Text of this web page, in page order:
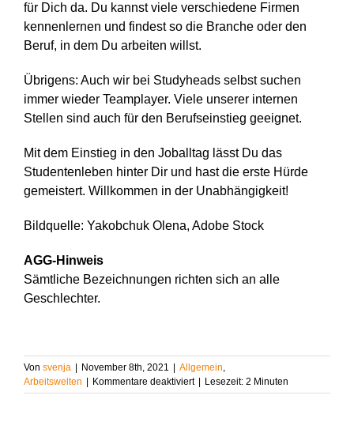
für Dich da. Du kannst viele verschiedene Firmen
kennenlernen und findest so die Branche oder den
Beruf, in dem Du arbeiten willst.
Übrigens: Auch wir bei Studyheads selbst suchen
immer wieder Teamplayer. Viele unserer internen
Stellen sind auch für den Berufseinstieg geeignet.
Mit dem Einstieg in den Joballtag lässt Du das
Studentenleben hinter Dir und hast die erste Hürde
gemeistert. Willkommen in der Unabhängigkeit!
Bildquelle: Yakobchuk Olena, Adobe Stock
AGG-Hinweis
Sämtliche Bezeichnungen richten sich an alle
Geschlechter.
Von svenja November 8th, 2021 Allgemein,
Arbeitswelten
Kommentare deaktiviertfür
Mit
Lesezeit: 2 Minuten